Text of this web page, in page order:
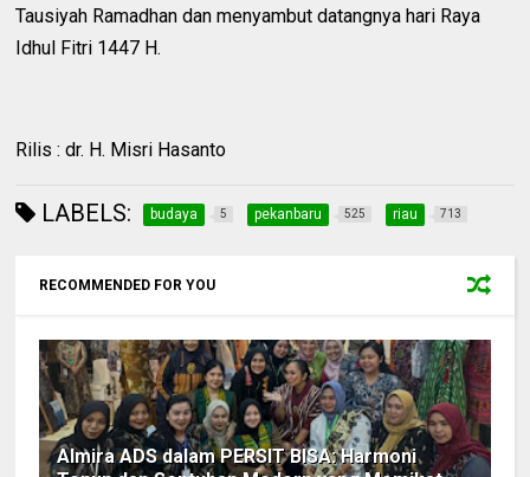
Tausiyah Ramadhan dan menyambut datangnya hari Raya
Idhul Fitri 1447 H.
Rilis : dr. H. Misri Hasanto
LABELS: budaya 5 pekanbaru 525 riau 713
RECOMMENDED FOR YOU
Almira ADS dalam PERSIT BISA: Harmoni